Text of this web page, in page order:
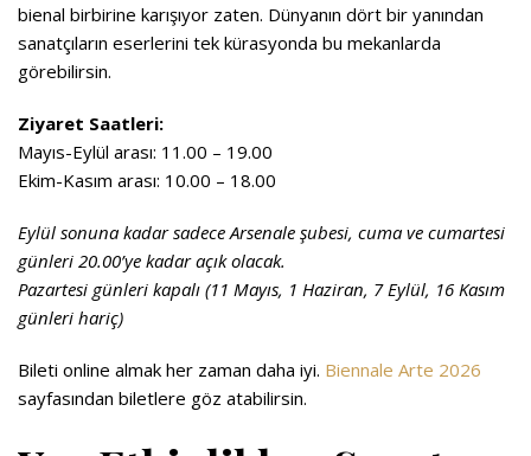
bienal birbirine karışıyor zaten. Dünyanın dört bir yanından
sanatçıların eserlerini tek kürasyonda bu mekanlarda
görebilirsin.
Ziyaret Saatleri:
Mayıs-Eylül arası: 11.00 – 19.00
Ekim-Kasım arası: 10.00 – 18.00
Eylül sonuna kadar sadece Arsenale şubesi, cuma ve cumartesi
günleri 20.00’ye kadar açık olacak.
Pazartesi günleri kapalı (11 Mayıs, 1 Haziran, 7 Eylül, 16 Kasım
günleri hariç)
Bileti online almak her zaman daha iyi. Biennale Arte 2026
sayfasından biletlere göz atabilirsin.